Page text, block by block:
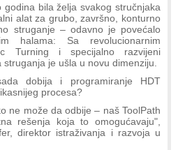
bila želja svakog stručnjaka
alat za grubo, završno, konturno
struganje – odavno je povećalo
halama: Sa revolucionarnim
Turning i specijalno razvijeni
je ušla u novu dimenziju.
dobija i programiranje HDT
procesa?
ne može da odbije – naš ToolPath
rešenja koja to omogućavaju",
direktor istraživanja i razvoja u